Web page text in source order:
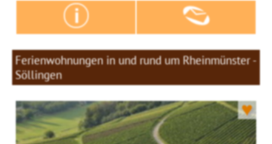
Ferienwohnungen in und rund um Rheinmünster -
Söllingen
♥